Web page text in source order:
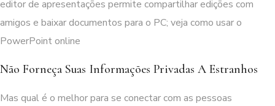
editor de apresentações permite compartilhar edições com
amigos e baixar documentos para o PC; veja como usar o
PowerPoint online
Não Forneça Suas Informações Privadas A Estranhos
Mas qual é o melhor para se conectar com as pessoas